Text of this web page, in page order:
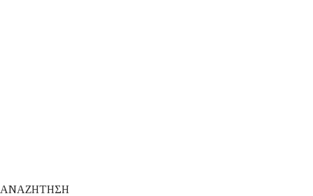
ΑΝΑΖΗΤΗΣΗ